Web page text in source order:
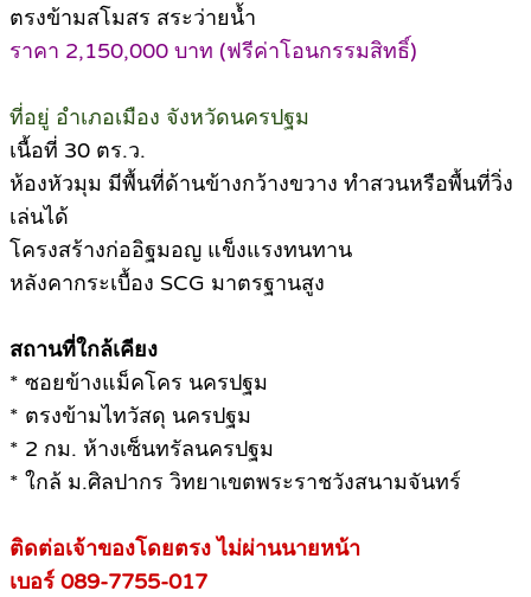
ตรงข้ามสโมสร สระว่ายน้ำ
ราคา 2,150,000 บาท (ฟรีค่าโอนกรรมสิทธิ์)
ที่อยู่ อำเภอเมือง จังหวัดนครปฐม
เนื้อที่ 30 ตร.ว.
ห้องหัวมุม มีพื้นที่ด้านข้างกว้างขวาง ทำสวนหรือพื้นที่วิ่ง
เล่นได้
โครงสร้างก่ออิฐมอญ แข็งแรงทนทาน
หลังคากระเบื้อง SCG มาตรฐานสูง
สถานที่ใกล้เคียง
* ซอยข้างแม็คโคร นครปฐม
* ตรงข้ามไทวัสดุ นครปฐม
* 2 กม. ห้างเซ็นทรัลนครปฐม
* ใกล้ ม.ศิลปากร วิทยาเขตพระราชวังสนามจันทร์
ติดต่อเจ้าของโดยตรง ไม่ผ่านนายหน้า
เบอร์ 089-7755-017